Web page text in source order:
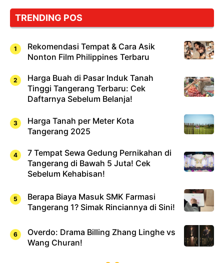
Cuma
Sushi!
TRENDING POS
Rekomendasi Tempat & Cara Asik
Nonton Film Philippines Terbaru
Harga Buah di Pasar Induk Tanah
Tinggi Tangerang Terbaru: Cek
Daftarnya Sebelum Belanja!
Harga Tanah per Meter Kota
Tangerang 2025
7 Tempat Sewa Gedung Pernikahan di
Tangerang di Bawah 5 Juta! Cek
Sebelum Kehabisan!
Berapa Biaya Masuk SMK Farmasi
Tangerang 1? Simak Rinciannya di Sini!
Overdo: Drama Billing Zhang Linghe vs
Wang Churan!